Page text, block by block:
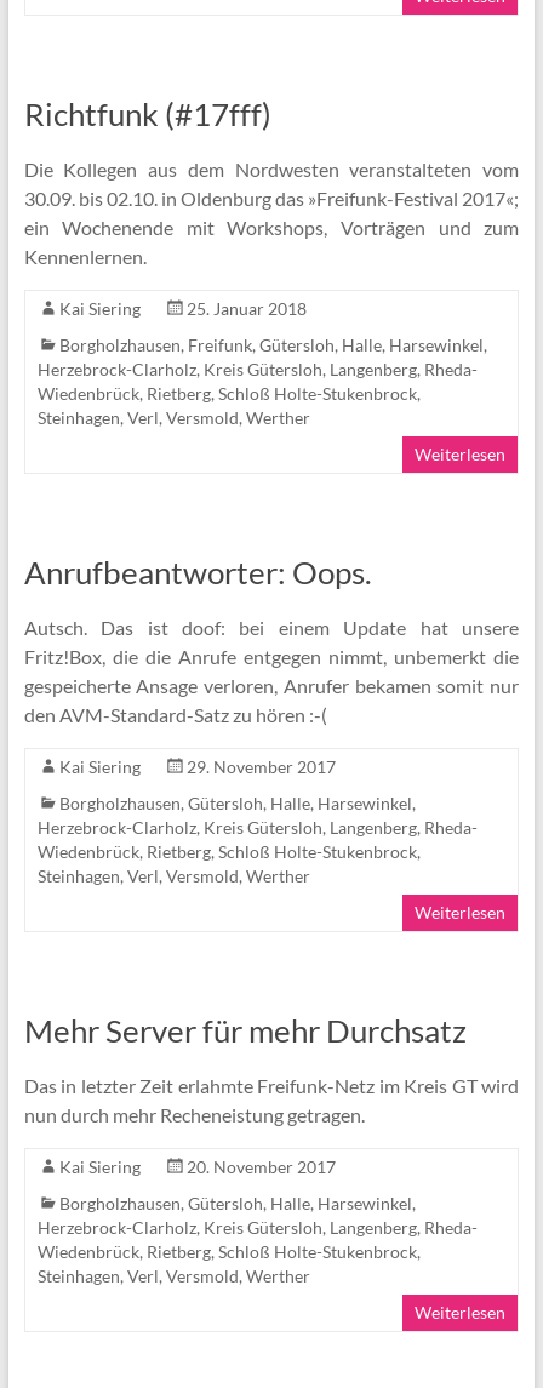
Richtfunk (#17fff)
Die Kollegen aus dem Nordwesten veranstalteten vom
30.09. bis 02.10. in Oldenburg das »Freifunk-Festival 2017«;
ein Wochenende mit Workshops, Vorträgen und zum
Kennenlernen.
Kai Siering
25. Januar 2018
Borgholzhausen, Freifunk, Gütersloh, Halle, Harsewinkel,
Herzebrock-Clarholz, Kreis Gütersloh, Langenberg, Rheda-
Wiedenbrück, Rietberg, Schloß Holte-Stukenbrock,
Steinhagen, Verl, Versmold, Werther
Weiterlesen
Anrufbeantworter: Oops.
Autsch. Das ist doof: bei einem Update hat unsere
Fritz!Box, die die Anrufe entgegen nimmt, unbemerkt die
gespeicherte Ansage verloren, Anrufer bekamen somit nur
den AVM-Standard-Satz zu hören :-(
Kai Siering
29. November 2017
Borgholzhausen, Gütersloh, Halle, Harsewinkel,
Herzebrock-Clarholz, Kreis Gütersloh, Langenberg, Rheda-
Wiedenbrück, Rietberg, Schloß Holte-Stukenbrock,
Steinhagen, Verl, Versmold, Werther
Weiterlesen
Mehr Server für mehr Durchsatz
Das in letzter Zeit erlahmte Freifunk-Netz im Kreis GT wird
nun durch mehr Recheneistung getragen.
Kai Siering
20. November 2017
Borgholzhausen, Gütersloh, Halle, Harsewinkel,
Herzebrock-Clarholz, Kreis Gütersloh, Langenberg, Rheda-
Wiedenbrück, Rietberg, Schloß Holte-Stukenbrock,
Steinhagen, Verl, Versmold, Werther
Weiterlesen